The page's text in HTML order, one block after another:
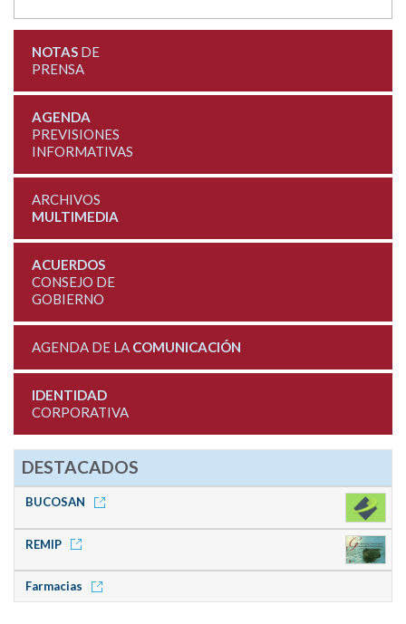
NOTASDE
PRENSA
AGENDA
PREVISIONES
INFORMATIVAS
ARCHIVOS
MULTIMEDIA
ACUERDOS
CONSEJO DE
GOBIERNO
AGENDA DE LA COMUNICACIÓN
IDENTIDAD
CORPORATIVA
DESTACADOS
BUCOSAN
REMIP
Farmacias